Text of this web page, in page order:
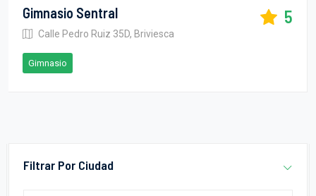
Filtrar Por Ciudad
Gimnasio Sentral
Calle Pedro Ruiz 35D, Briviesca
5
Gimnasio